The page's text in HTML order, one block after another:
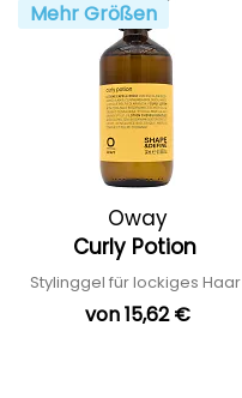
Mehr Größen
Oway
Curly Potion
Stylinggel für lockiges Haar
von 15,62 €